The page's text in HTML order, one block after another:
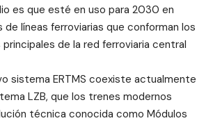
es que esté en uso para 2030 en
líneas ferroviarias que conforman los
de la red ferroviaria central
sistema ERTMS coexiste actualmente
LZB, que los trenes modernos
técnica conocida como Módulos